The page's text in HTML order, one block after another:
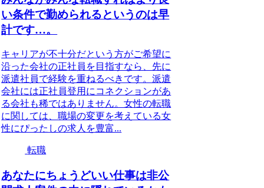
い条件で勤められるというのは早
計です…。
キャリアが不十分だという方がご希望に
沿った会社の正社員を目指すなら、先に
派遣社員で経験を重ねるべきです。派遣
会社には正社員登用にコネクションがあ
る会社も稀ではありません。女性の転職
に関しては、職場の変更を考えている女
性にぴったしの求人を豊富...
転職
あなたにちょうどいい仕事は非公